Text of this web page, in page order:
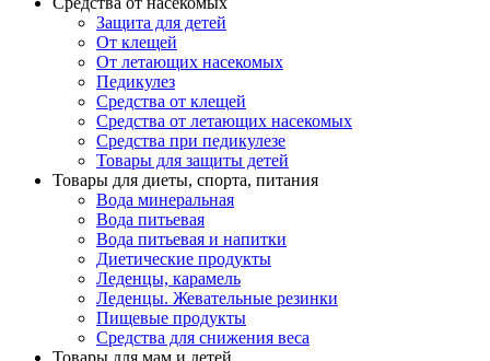
Защита для детей
От клещей
От летающих насекомых
Педикулез
Средства от клещей
Средства от летающих насекомых
Средства при педикулезе
Товары для защиты детей
Товары для диеты, спорта, питания
Вода минеральная
Вода питьевая
Вода питьевая и напитки
Диетические продукты
Леденцы, карамель
Леденцы. Жевательные резинки
Пищевые продукты
Средства для снижения веса
Товары для мам и детей